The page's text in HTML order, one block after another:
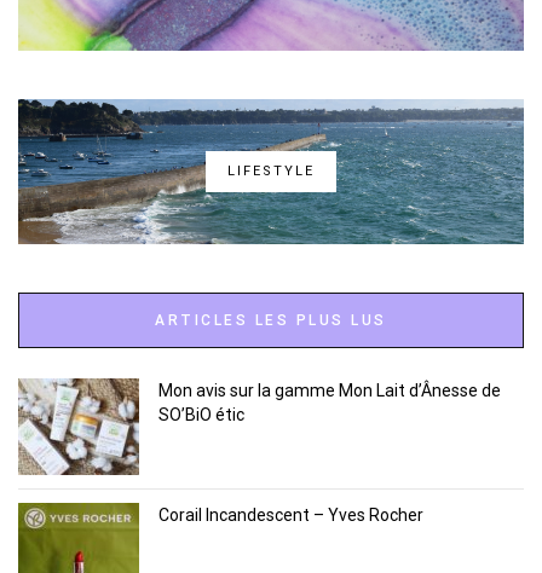
LIFESTYLE
ARTICLES LES PLUS LUS
Mon avis sur la gamme Mon Lait d’Ânesse de
SO’BiO étic
Corail Incandescent – Yves Rocher